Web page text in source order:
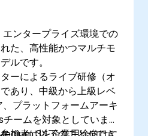
ンタープライズ環境での
た、高性能かつマルチモ
ルです。
ーによるライブ研修（オ
あり、中級から上級レベ
プラットフォームアーキ
ームを対象としていま